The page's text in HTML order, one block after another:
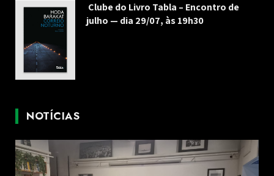
Clube do Livro Tabla – Encontro de
julho — dia 29/07, às 19h30
NOTÍCIAS